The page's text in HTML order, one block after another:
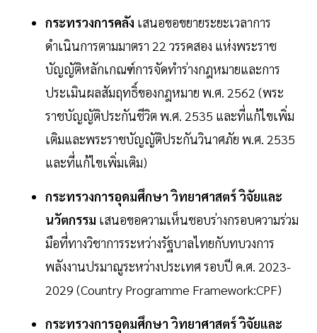
กระทรวงการคลัง เสนอขอขยายระยะเวลาการ
ดำเนินการตามมาตรา 22 วรรคสอง แห่งพระราช
บัญญัติหลักเกณฑ์การจัดทำร่างกฎหมายและการ
ประเมินผลสัมฤทธิ์ของกฎหมาย พ.ศ. 2562 (พระ
ราชบัญญัติประกันชีวิต พ.ศ. 2535 และที่แก้ไขเพิ่ม
เติมและพระราชบัญญัติประกันวินาศภัย พ.ศ. 2535
และที่แก้ไขเพิ่มเติม)
กระทรวงการอุดมศึกษา วิทยาศาสตร์ วิจัยและ
นวัตกรรม เสนอขอความเห็นชอบร่างกรอบความร่วม
มือที่ทางวิชาการระหว่างรัฐบาลไทยกับทบวงการ
พลังงานปรมาณูระหว่างประเทศ รอบปี ค.ศ. 2023-
2029 (Country Programme Framework:CPF)
กระทรวงการอุดมศึกษา วิทยาศาสตร์ วิจัยและ